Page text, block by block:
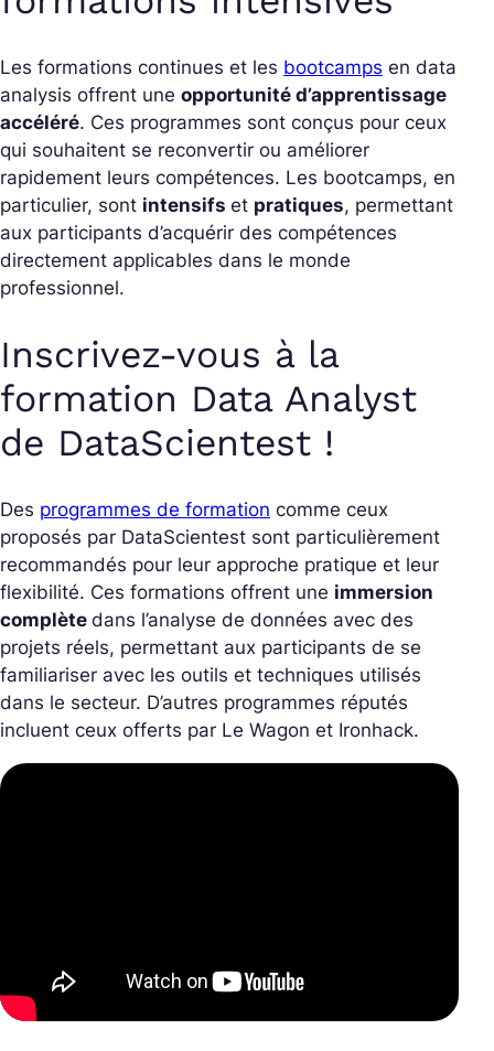
Les formations continues et les bootcamps en data
analysis offrent une opportunité d’apprentissage
accéléré. Ces programmes sont conçus pour ceux
qui souhaitent se reconvertir ou améliorer
rapidement leurs compétences. Les bootcamps, en
particulier, sont intensifs et pratiques, permettant
aux participants d’acquérir des compétences
directement applicables dans le monde
professionnel.
Inscrivez-vous à la
formation Data Analyst
de DataScientest !
Des programmes de formation comme ceux
proposés par DataScientest sont particulièrement
recommandés pour leur approche pratique et leur
flexibilité. Ces formations offrent une immersion
complète dans l’analyse de données avec des
projets réels, permettant aux participants de se
familiariser avec les outils et techniques utilisés
dans le secteur. D’autres programmes réputés
incluent ceux offerts par Le Wagon et Ironhack.